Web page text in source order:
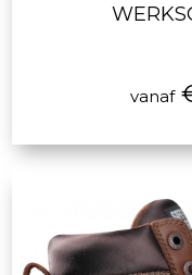
vanaf